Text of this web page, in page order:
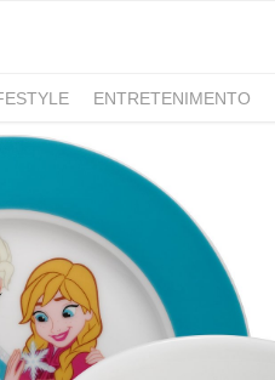
ENTRETENIMENTO